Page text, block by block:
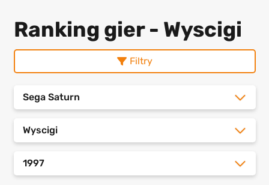
Ranking gier - Wyscigi
Filtry
Sega Saturn
Wyscigi
1997